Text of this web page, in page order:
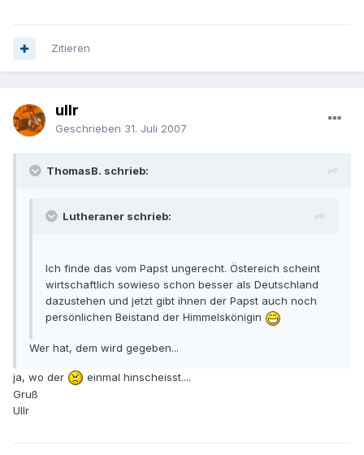
Zitieren
ullr
Geschrieben 31. Juli 2007
ThomasB. schrieb:
Lutheraner schrieb:
Ich finde das vom Papst ungerecht. Östereich scheint
wirtschaftlich sowieso schon besser als Deutschland
dazustehen und jetzt gibt ihnen der Papst auch noch
persönlichen Beistand der Himmelskönigin
Wer hat, dem wird gegeben...
ja, wo der
einmal hinscheisst....
Gruß
Ullr